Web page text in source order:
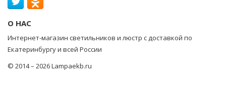
О НАС
Интернет-магазин светильников и люстр с доставкой по
Екатеринбургу и всей России
© 2014 – 2026 Lampaekb.ru